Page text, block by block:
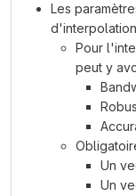
Les
d'interpolation
Pour
peut y
Un
Un